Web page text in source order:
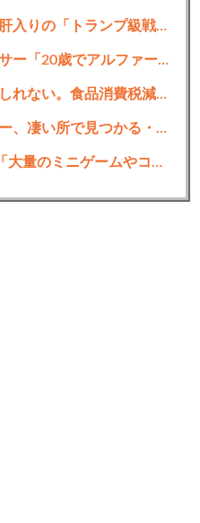
【USA】トランプおやびん肝入りの「トランプ級戦艦」、一隻作るのに4兆円かかる模様wwwwwww
【画像あり】インフルエンサー「20歳でアルファード一括で買えちゃう私って素敵」
【悲報】日本人、バカかもしれない。食品消費税減税（8%→1%）に93.2%が賛成してしまう
【悲報】ワイのマイナンバー、凄い所で見つかる・・・・・
【マジかよ】FF7リバース「大量のミニゲームやコンテンツでユーザーが疲れ、ゲームから離れた」と浜口直樹ディレクターが公式インタビューで告白